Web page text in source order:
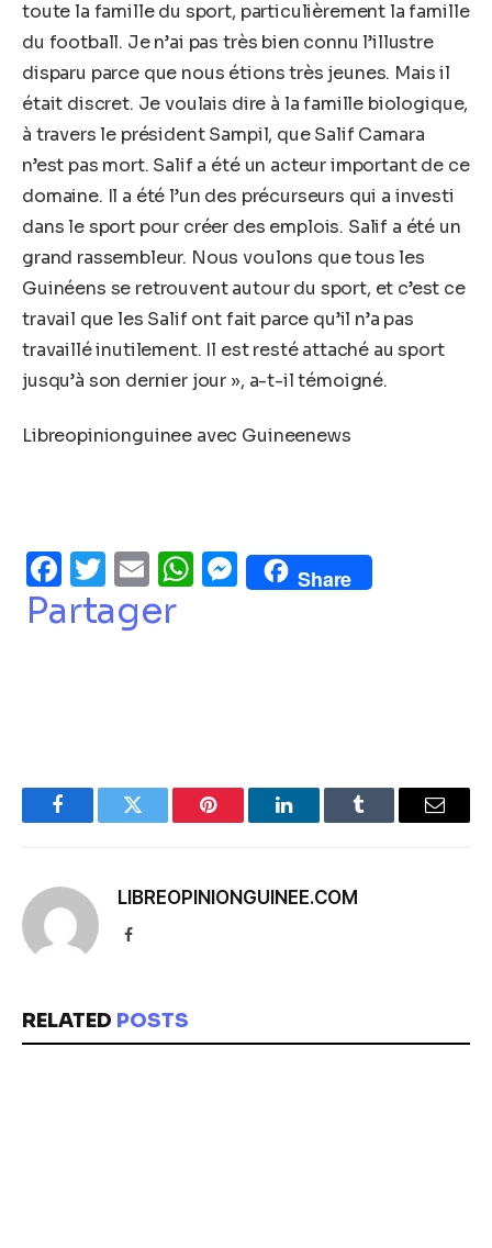
toute la famille du sport, particulièrement la famille
du football. Je n’ai pas très bien connu l’illustre
disparu parce que nous étions très jeunes. Mais il
était discret. Je voulais dire à la famille biologique,
à travers le président Sampil, que Salif Camara
n’est pas mort. Salif a été un acteur important de ce
domaine. Il a été l’un des précurseurs qui a investi
dans le sport pour créer des emplois. Salif a été un
grand rassembleur. Nous voulons que tous les
Guinéens se retrouvent autour du sport, et c’est ce
travail que les Salif ont fait parce qu’il n’a pas
travaillé inutilement. Il est resté attaché au sport
jusqu’à son dernier jour », a-t-il témoigné.
Libreopinionguinee avec Guineenews
Facebook
Twitter
EmailWhatsApp
Messenger
Share
Partager
FacebookTwitter Pinterest LinkedInTumblr Email
LIBREOPINIONGUINEE.COM
Facebook
RELATED POSTS